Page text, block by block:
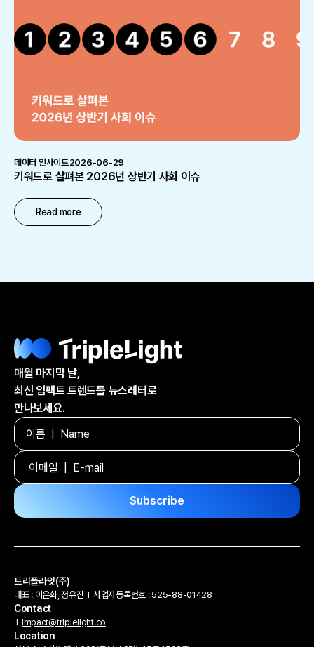
데이터 인사이트2026-06-29
키워드로 살펴본 2026년 상반기 사회 이슈
Read more
매월 마지막 날,
최신 임팩트 트렌드를 뉴스레터로
만나보세요.
트리플라잇(주)
대표 : 이은화, 정유진 l 사업자등록번호 : 525-88-01428
Contact
l impact@triplelight.co
Location